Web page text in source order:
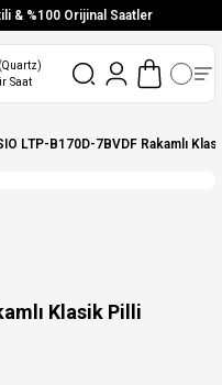
& %100 Orijinal Saatler
Taksit
LTP-B170D-7BVDF Rakamlı
Klasik Pilli